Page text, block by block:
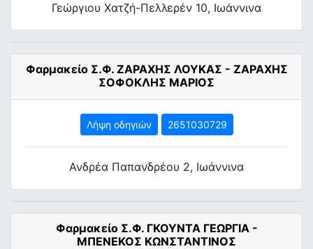
Γεώργιου Χατζή-Πελλερέν 10, Ιωάννινα
Φαρμακείο Σ.Φ. ΖΑΡΑΧΗΣ ΛΟΥΚΑΣ - ΖΑΡΑΧΗΣ
ΣΟΦΟΚΛΗΣ ΜΑΡΙΟΣ
Λήψη οδηγιών 2651030729
Ανδρέα Παπανδρέου 2, Ιωάννινα
Φαρμακείο Σ.Φ. ΓΚΟΥΝΤΑ ΓΕΩΡΓΙΑ -
ΜΠΕΝΕΚΟΣ ΚΩΝΣΤΑΝΤΙΝΟΣ